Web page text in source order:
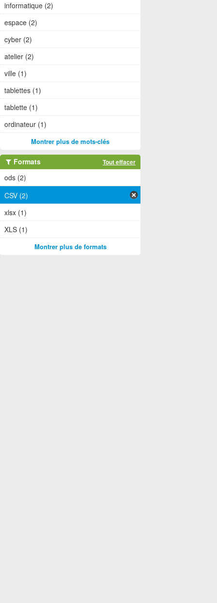
informatique (2)
espace (2)
cyber (2)
atelier (2)
ville (1)
tablettes (1)
tablette (1)
ordinateur (1)
Montrer plus de mots-clés
Formats Tout effacer
ods (2)
CSV (2)
xlsx (1)
XLS (1)
Montrer plus de formats